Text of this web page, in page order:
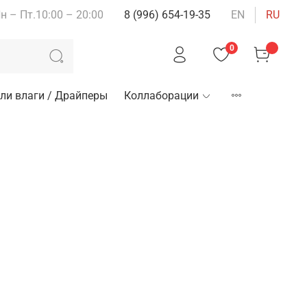
– Пт.10:00 – 20:00 8 (996) 654-19-35 EN RU
0
влаги / Драйперы Коллаборации